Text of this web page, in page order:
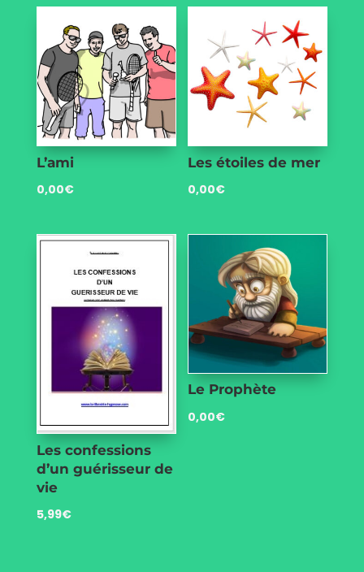
L’ami
0,00€
Les étoiles de mer
0,00€
Les confessions
d’un guérisseur de
vie
5,99€
Le Prophète
0,00€